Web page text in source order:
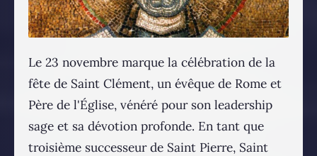
Le 23 novembre marque la célébration de la
fête de Saint Clément, un évêque de Rome et
Père de l'Église, vénéré pour son leadership
sage et sa dévotion profonde. En tant que
troisième successeur de Saint Pierre, Saint